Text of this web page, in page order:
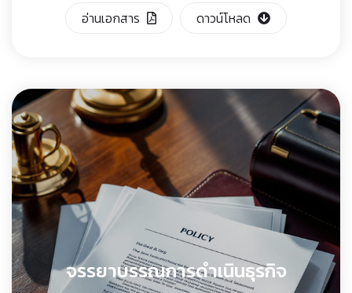
อ่านเอกสาร ดาวน์โหลด
จรรยาบรรณการดำเนินธุรกิจ